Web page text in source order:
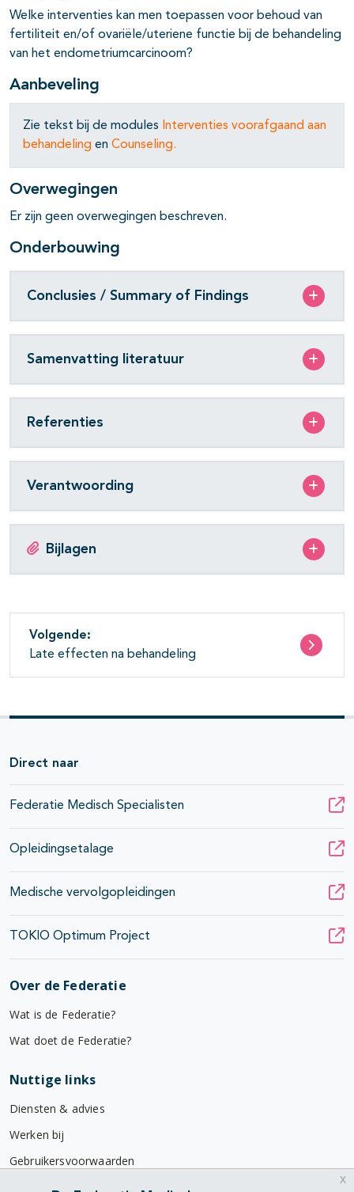
open- en dichtklappen
open- en dichtklappen
open- en dichtklappen
Welke interventies kan men toepassen voor behoud van
fertiliteit en/of ovariële/uteriene functie bij de behandeling
van het endometriumcarcinoom?
Aanbeveling
Zie tekst bij de modules Interventies voorafgaand aan
behandeling en Counseling.
Overwegingen
Er zijn geen overwegingen beschreven.
Onderbouwing
Conclusies / Summary of Findings
Samenvatting literatuur
Referenties
Verantwoording
Bijlagen
Volgende:
Late effecten na behandeling
Direct naar
Federatie Medisch Specialisten
Opleidingsetalage
Medische vervolgopleidingen
TOKIO Optimum Project
Over de Federatie
Wat is de Federatie?
Wat doet de Federatie?
Nuttige links
Diensten & advies
Werken bij
Gebruikersvoorwaarden
Privacyverklaring
x